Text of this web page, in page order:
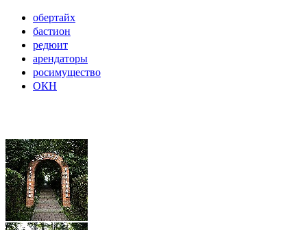
обертайх
бастион
редюит
арендаторы
росимущество
ОКН